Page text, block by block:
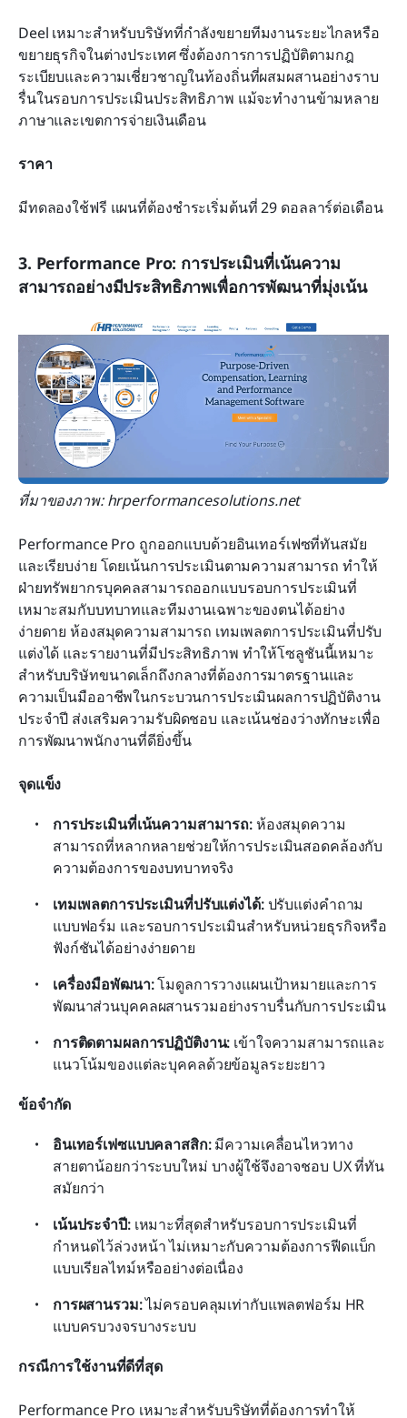
Deel เหมาะสำหรับบริษัทที่กำลังขยายทีมงานระยะไกลหรือ
ขยายธุรกิจในต่างประเทศ ซึ่งต้องการการปฏิบัติตามกฎ
ระเบียบและความเชี่ยวชาญในท้องถิ่นที่ผสมผสานอย่างราบ
รื่นในรอบการประเมินประสิทธิภาพ แม้จะทำงานข้ามหลาย
ภาษาและเขตการจ่ายเงินเดือน
ราคา
มีทดลองใช้ฟรี แผนที่ต้องชำระเริ่มต้นที่ 29 ดอลลาร์ต่อเดือน
3. Performance Pro: การประเมินที่เน้นความ
สามารถอย่างมีประสิทธิภาพเพื่อการพัฒนาที่มุ่งเน้น
ที่มาของภาพ: hrperformancesolutions.net
Performance Pro ถูกออกแบบด้วยอินเทอร์เฟซที่ทันสมัย
และเรียบง่าย โดยเน้นการประเมินตามความสามารถ ทำให้
ฝ่ายทรัพยากรบุคคลสามารถออกแบบรอบการประเมินที่
เหมาะสมกับบทบาทและทีมงานเฉพาะของตนได้อย่าง
ง่ายดาย ห้องสมุดความสามารถ เทมเพลตการประเมินที่ปรับ
แต่งได้ และรายงานที่มีประสิทธิภาพ ทำให้โซลูชันนี้เหมาะ
สำหรับบริษัทขนาดเล็กถึงกลางที่ต้องการมาตรฐานและ
ความเป็นมืออาชีพในกระบวนการประเมินผลการปฏิบัติงาน
ประจำปี ส่งเสริมความรับผิดชอบ และเน้นช่องว่างทักษะเพื่อ
การพัฒนาพนักงานที่ดียิ่งขึ้น
จุดแข็ง
การประเมินที่เน้นความสามารถ: ห้องสมุดความ
สามารถที่หลากหลายช่วยให้การประเมินสอดคล้องกับ
ความต้องการของบทบาทจริง
เทมเพลตการประเมินที่ปรับแต่งได้: ปรับแต่งคำถาม
แบบฟอร์ม และรอบการประเมินสำหรับหน่วยธุรกิจหรือ
ฟังก์ชันได้อย่างง่ายดาย
เครื่องมือพัฒนา: โมดูลการวางแผนเป้าหมายและการ
พัฒนาส่วนบุคคลผสานรวมอย่างราบรื่นกับการประเมิน
การติดตามผลการปฏิบัติงาน: เข้าใจความสามารถและ
แนวโน้มของแต่ละบุคคลด้วยข้อมูลระยะยาว
ข้อจำกัด
อินเทอร์เฟซแบบคลาสสิก: มีความเคลื่อนไหวทาง
สายตาน้อยกว่าระบบใหม่ บางผู้ใช้จึงอาจชอบ UX ที่ทัน
สมัยกว่า
เน้นประจำปี: เหมาะที่สุดสำหรับรอบการประเมินที่
กำหนดไว้ล่วงหน้า ไม่เหมาะกับความต้องการฟีดแบ็ก
แบบเรียลไทม์หรืออย่างต่อเนื่อง
การผสานรวม: ไม่ครอบคลุมเท่ากับแพลตฟอร์ม HR
แบบครบวงจรบางระบบ
กรณีการใช้งานที่ดีที่สุด
Performance Pro เหมาะสำหรับบริษัทที่ต้องการทำให้